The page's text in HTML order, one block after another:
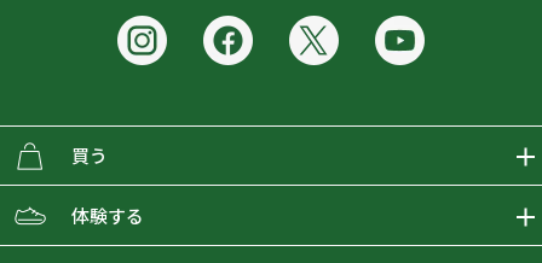
買う
ECMALLの商品をさがす
体験する